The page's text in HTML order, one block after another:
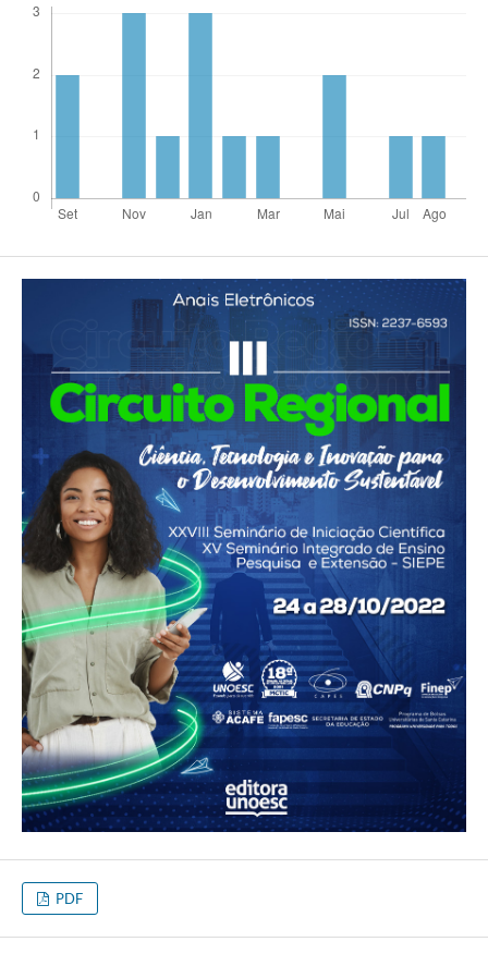
PDF